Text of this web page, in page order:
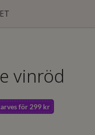
vinröd
för 299 kr